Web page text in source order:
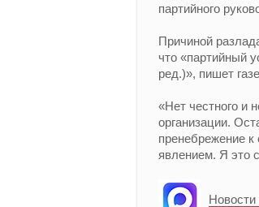
партийного
Причиной
что «партийный
ред.)», пишет
«Нет честного и
организации.
пренебрежение
явлением. Я это